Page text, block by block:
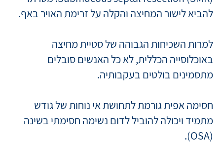
להביא לישור המחיצה והקלה על זרימת האויר באף.
למרות השכיחות הגבוהה של סטיית מחיצה
באוכלוסייה הכללית, לא כל האנשים סובלים
מתסמינים בולטים בעקבותיה.
חסימה אפית גורמת לתחושת אי נוחות של גודש
מתמיד ויכולה להוביל לדום נשימה חסימתי בשינה
(OSA).